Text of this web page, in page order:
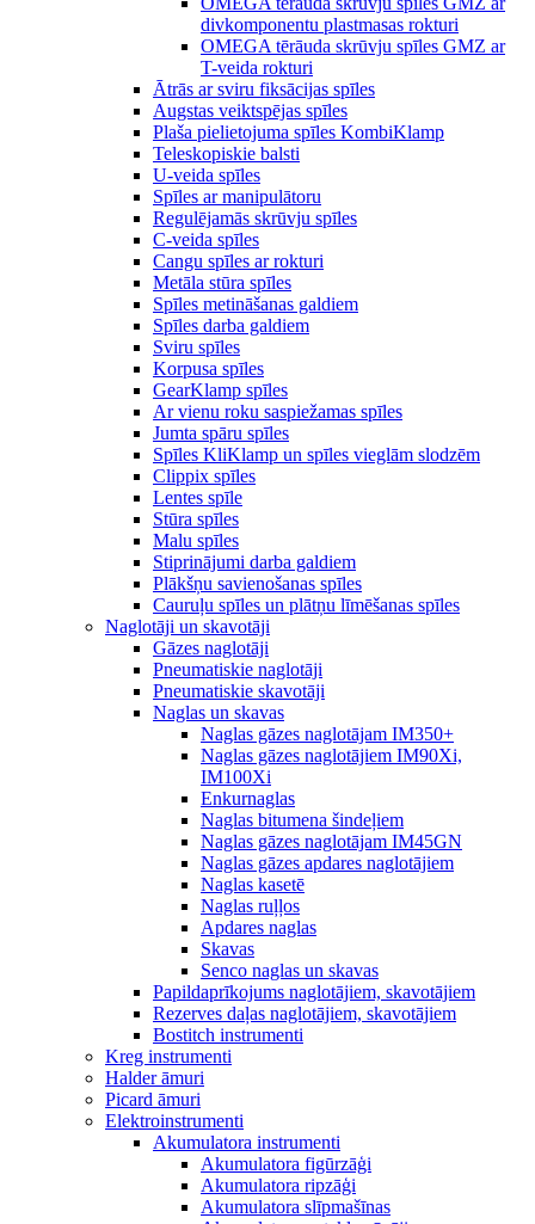
divkomponentu plastmasas rokturi
OMEGA tērāuda skrūvju spīles GMZ ar
T-veida rokturi
Ātrās ar sviru fiksācijas spīles
Augstas veiktspējas spīles
Plaša pielietojuma spīles KombiKlamp
Teleskopiskie balsti
U-veida spīles
Spīles ar manipulātoru
Regulējamās skrūvju spīles
C-veida spīles
Cangu spīles ar rokturi
Metāla stūra spīles
Spīles metināšanas galdiem
Spīles darba galdiem
Sviru spīles
Korpusa spīles
GearKlamp spīles
Ar vienu roku saspiežamas spīles
Jumta spāru spīles
Spīles KliKlamp un spīles vieglām slodzēm
Clippix spīles
Lentes spīle
Stūra spīles
Malu spīles
Stiprinājumi darba galdiem
Plākšņu savienošanas spīles
Cauruļu spīles un plātņu līmēšanas spīles
Naglotāji un skavotāji
Gāzes naglotāji
Pneumatiskie naglotāji
Pneumatiskie skavotāji
Naglas un skavas
Naglas gāzes naglotājam IM350+
Naglas gāzes naglotājiem IM90Xi,
IM100Xi
Enkurnaglas
Naglas bitumena šindeļiem
Naglas gāzes naglotājam IM45GN
Naglas gāzes apdares naglotājiem
Naglas kasetē
Naglas ruļļos
Apdares naglas
Skavas
Senco naglas un skavas
Papildaprīkojums naglotājiem, skavotājiem
Rezerves daļas naglotājiem, skavotājiem
Bostitch instrumenti
Kreg instrumenti
Halder āmuri
Picard āmuri
Elektroinstrumenti
Akumulatora instrumenti
Akumulatora figūrzāģi
Akumulatora ripzāģi
Akumulatora slīpmašīnas